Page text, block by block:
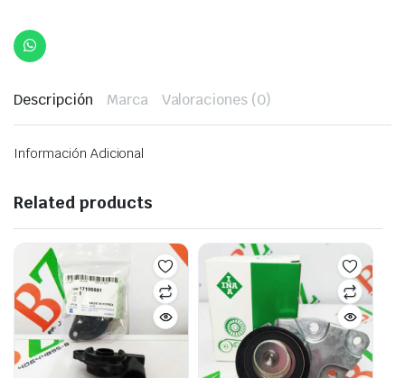
Descripción Marca Valoraciones (0)
Información Adicional
Related products